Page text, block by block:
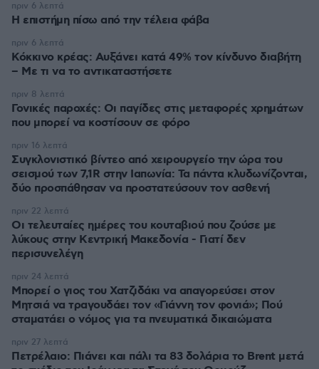
Η επιστήμη πίσω από την τέλεια φάβα
πριν 6 λεπτά
Κόκκινο κρέας: Αυξάνει κατά 49% τον κίνδυνο διαβήτη
– Με τι να το αντικαταστήσετε
πριν 6 λεπτά
Γονικές παροχές: Οι παγίδες στις μεταφορές χρημάτων
που μπορεί να κοστίσουν σε φόρο
πριν 8 λεπτά
Συγκλονιστικό βίντεο από χειρουργείο την ώρα του
σεισμού των 7,1R στην Ιαπωνία: Τα πάντα κλυδωνίζονται,
δύο προσπάθησαν να προστατεύσουν τον ασθενή
πριν 16 λεπτά
Οι τελευταίες ημέρες του κουταβιού που ζούσε με
λύκους στην Κεντρική Μακεδονία - Γιατί δεν
περισυνελέγη
πριν 22 λεπτά
Μπορεί ο γιος του Χατζιδάκι να απαγορεύσει στον
Μητσιά να τραγουδάει τον «Γιάννη τον φονιά»; Πού
σταματάει ο νόμος για τα πνευματικά δικαιώματα
πριν 24 λεπτά
Πετρέλαιο: Πιάνει και πάλι τα 83 δολάρια το Brent μετά
πριν 27 λεπτά